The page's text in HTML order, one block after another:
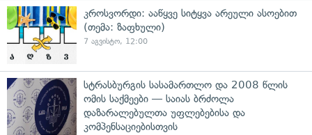
კროსვორდი: ააწყვე სიტყვა არეული ასოებით
(თემა: ზაფხული)
7 აგვისტო, 12:00
სტრასბურგის სასამართლო და 2008 წლის
ომის საქმეები — საიას ბრძოლა
დაზარალებულთა უფლებებისა და
კომპენსაციებისთვის